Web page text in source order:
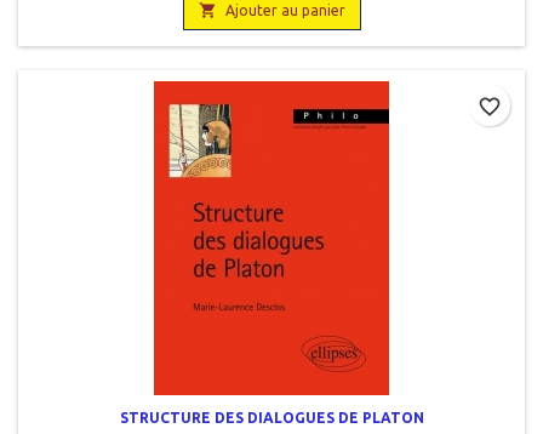
Éditions Les Belles Lettres · Clémence Ramnoux - Œuvres
 Ajouter au panier
STRUCTURE DES DIALOGUES DE PLATON
favorite_border